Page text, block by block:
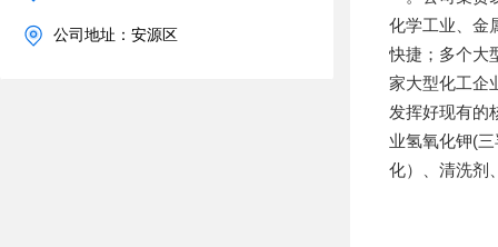
公司地址：安源区
化学工业、金
快捷；多个大
家大型化工企
发挥好现有的
业氢氧化钾(
化）、清洗剂